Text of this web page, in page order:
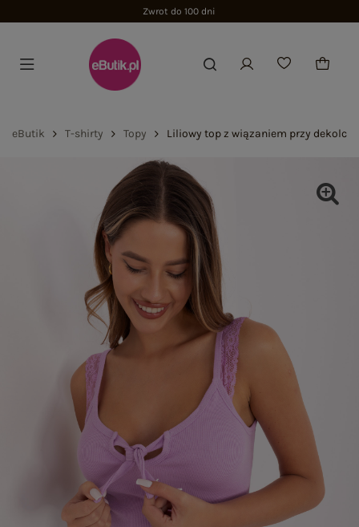
Zwrot do 100 dni
eButik T-shirty Topy Liliowy top z wiązaniem przy dekolcie